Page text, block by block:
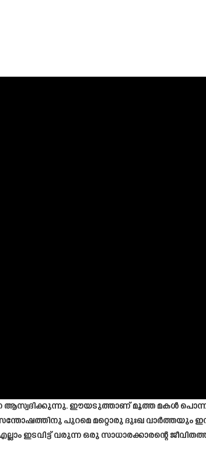
ഈയടുത്താണ് മൂത്ത മകൾ
പുറമെ മറ്റൊരു ദുഃഖ
ഇടവിട്ട് വരുന്ന ഒരു സാധാരക്കാരന്റെ